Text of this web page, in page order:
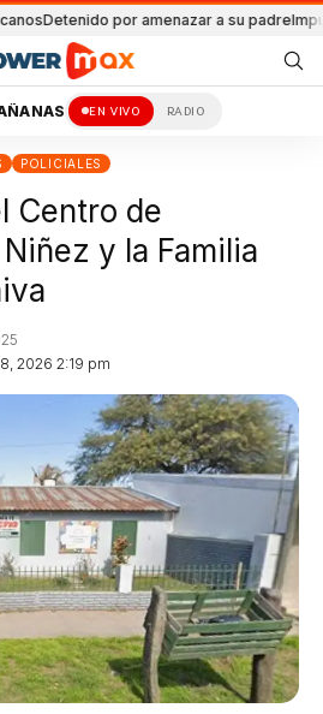
por amenazar a su padre
EN VIVO RADIO
POLICIALES
Centro de
y la Familia
2026 2:19 pm